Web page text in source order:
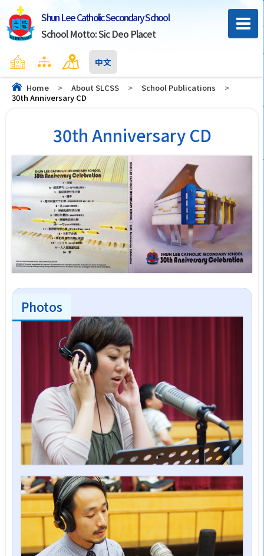
Shun Lee Catholic Secondary School
School Motto: Sic Deo Placet
Home Sitemap Contact Us
中文
Home > About SLCSS > School Publications
>
30th Anniversary CD
30th Anniversary CD
Photos